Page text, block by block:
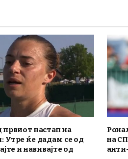
првиот настап на
Утре ќе дадам се од
и навивајте од
на